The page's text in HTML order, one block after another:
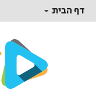
דף הבית